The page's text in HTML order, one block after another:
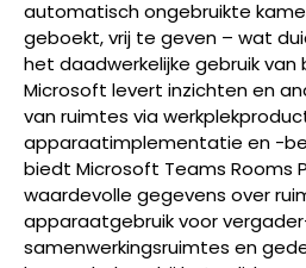
automatisch ongebruikte
geboekt, vrij te geven – wat
het daadwerkelijke gebruik van
Microsoft levert inzichten en
van ruimtes via
apparaatimplementatie en -
biedt Microsoft Teams Rooms
waardevolle gegevens over
apparaatgebruik voor
samenwerkingsruimtes en